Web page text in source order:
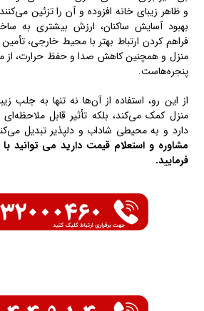
و ظاهر زیبای خانه افزوده و آن را تزئین
بهبود آسایش ساکنان، ارزش بیشتری به
فراهم کردن ارتباط بهتر با محیط خارجی،
منزل و همچنین کاهش صدا و حفظ حرارت، از
پنجره‌هاست.
از این رو، استفاده از آن‌ها نه تنها به جلب
منزل کمک می‌کند، بلکه تأثیر قابل
دارد و به محیطی شاداب و دلپذیر تبدیل
مشاوره و استعلام قیمت دارید می توانید
فرمایید.